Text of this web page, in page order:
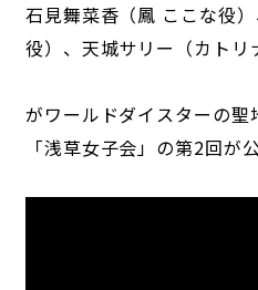
石見舞菜香（鳳 ここな役
役）、天城サリー（カトリ
がワールドダイスターの
「浅草女子会」の第2回が